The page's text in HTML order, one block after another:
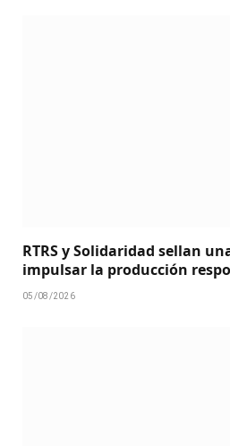
RTRS y Solidaridad sellan
impulsar la producción
05/08/2026